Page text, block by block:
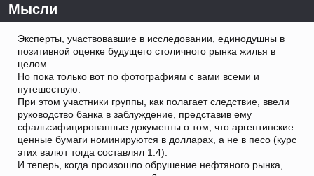
Мысли
Эксперты, участвовавшие в исследовании, единодушны в
позитивной оценке будущего столичного рынка жилья в
целом.
Но пока только вот по фотографиям с вами всеми и
путешествую.
При этом участники группы, как полагает следствие, ввели
руководство банка в заблуждение, представив ему
сфальсифицированные документы о том, что аргентинские
ценные бумаги номинируются в долларах, а не в песо (курс
этих валют тогда составлял 1:4).
И теперь, когда произошло обрушение нефтяного рынка,